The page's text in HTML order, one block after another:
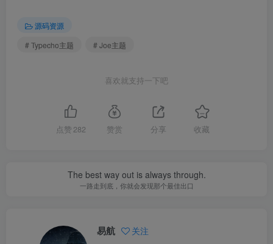
源码资源
# Typecho主题
# Joe主题
喜欢就支持一下吧
点赞 282 赞赏 分享 收藏
The best way out is always through.
一路走到底，你就会发现那个最佳出口
易航 关注